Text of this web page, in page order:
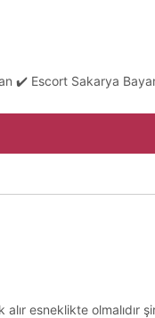
✔️ Escort Sakarya
esneklikte olmalıdır